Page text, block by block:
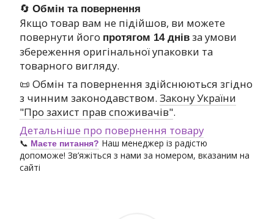
🔄 Обмін та повернення
Якщо товар вам не підійшов, ви можете
повернути його протягом 14 днів за умови
збереження оригінальної упаковки та
товарного вигляду.
📜 Обмін та повернення здійснюються згідно
з чинним законодавством. Закону України
"Про захист прав споживачів".
Детальніше про повернення товару
📞 Маєте питання? Наш менеджер із радістю
допоможе! Зв’яжіться з нами за номером, вказаним на
сайті